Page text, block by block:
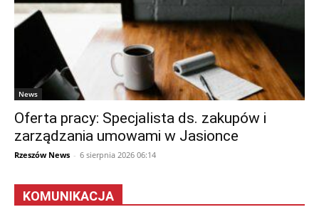
News
Oferta pracy: Specjalista ds. zakupów i
zarządzania umowami w Jasionce
Rzeszów News - 6 sierpnia 2026 06:14
KOMUNIKACJA